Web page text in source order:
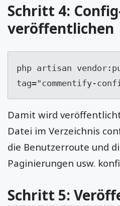
Schritt 4:
veröffentlichen
php artisan
tag="commentify-
Damit wird
Datei im Verzeichnis
die Benutzerroute und
Paginierungen usw.
Schritt 5: